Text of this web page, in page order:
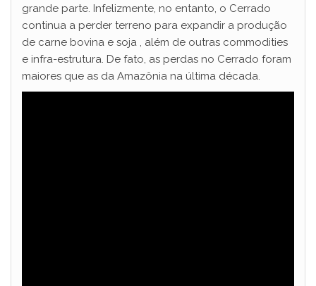
grande parte. Infelizmente, no entanto, o Cerrado
continua a perder terreno para expandir a produção
de carne bovina e soja , além de outras commodities
e infra-estrutura. De fato, as perdas no Cerrado foram
maiores que as da Amazônia na última década.